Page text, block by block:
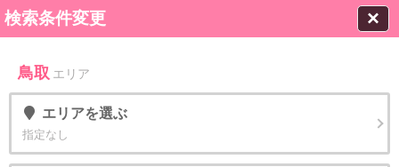
検索条件変更 ×
鳥取 エリア
エリアを選ぶ
指定なし